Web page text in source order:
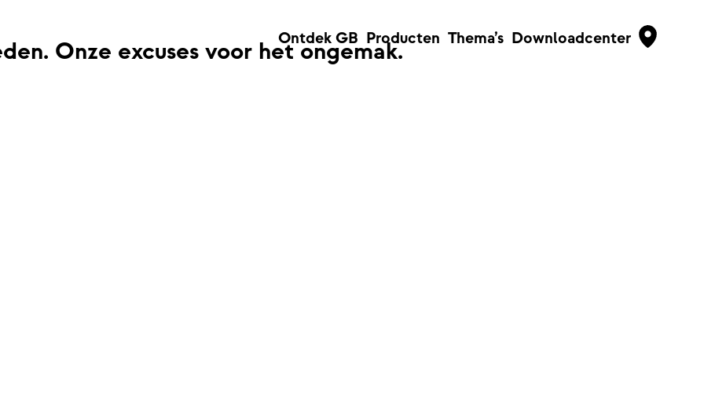
Ontdek GB Producten Thema’s Downloadcenter
Onze excuses voor het ongemak.